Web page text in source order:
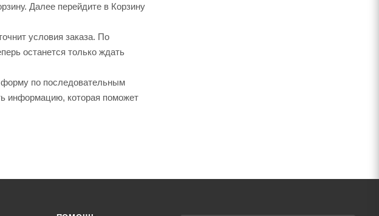
Далее перейдите в Корзину
условия заказа. По
останется только ждать
по последовательным
информацию, которая поможет